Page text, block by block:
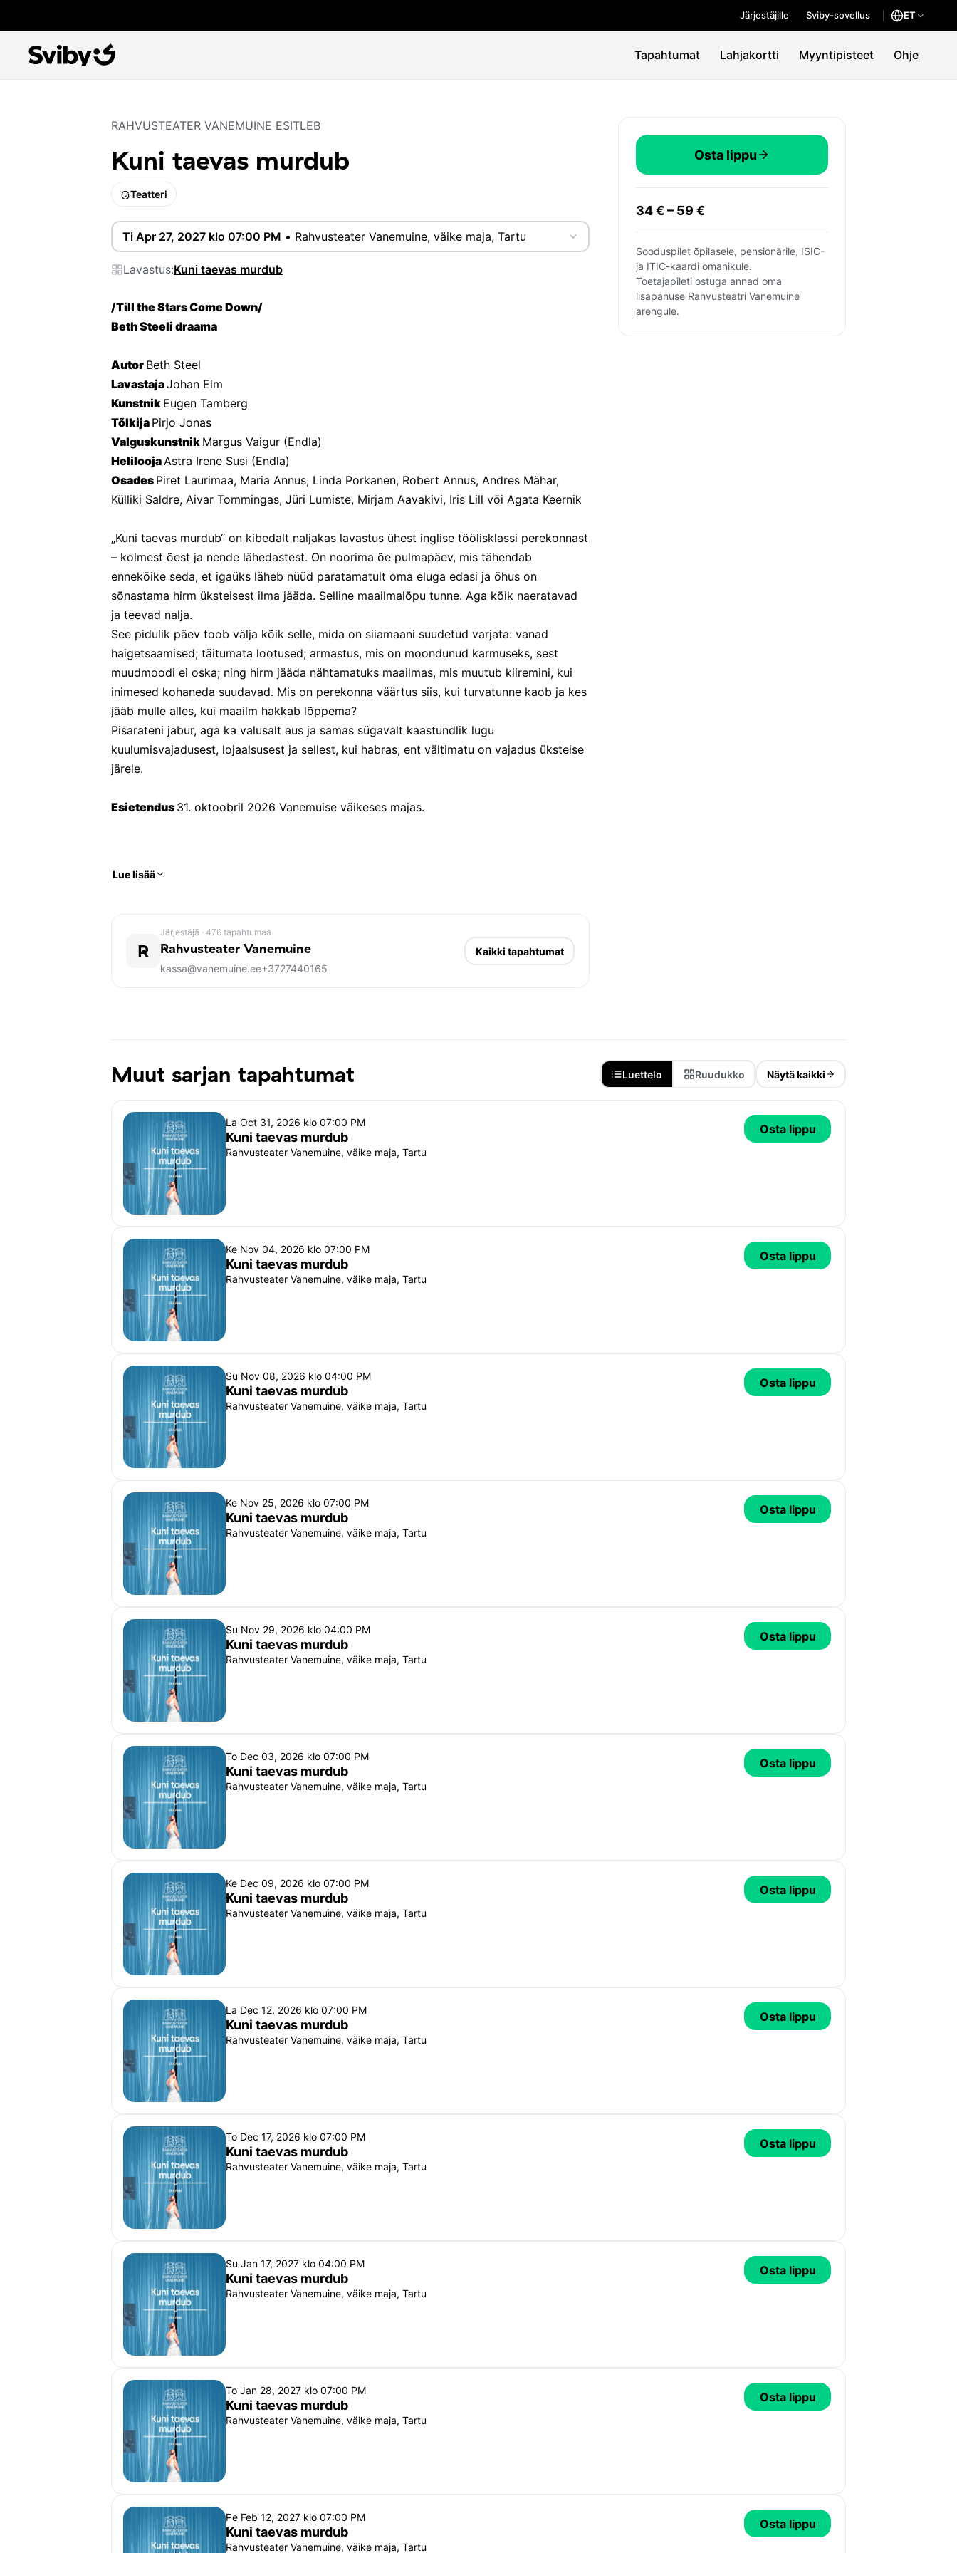
Järjestäjille Sviby-sovellus ET
Tapahtumat Lahjakortti Myyntipisteet Ohje
RAHVUSTEATER VANEMUINE ESITLEB
Kuni taevas murdub
Teatteri
Ti Apr 27, 2027 klo 07:00 PM • Rahvusteater Vanemuine, väike maja, Tartu
Lavastus:Kuni taevas murdub
/Till the Stars Come Down/
Beth Steeli draama
Autor Beth Steel
Lavastaja Johan Elm
Kunstnik Eugen Tamberg
Tõlkija Pirjo Jonas
Valguskunstnik Margus Vaigur (Endla)
Helilooja Astra Irene Susi (Endla)
Osades Piret Laurimaa, Maria Annus, Linda Porkanen, Robert Annus, Andres Mähar,
Külliki Saldre, Aivar Tommingas, Jüri Lumiste, Mirjam Aavakivi, Iris Lill või Agata Keernik
„Kuni taevas murdub“ on kibedalt naljakas lavastus ühest inglise töölisklassi perekonnast
– kolmest õest ja nende lähedastest. On noorima õe pulmapäev, mis tähendab
ennekõike seda, et igaüks läheb nüüd paratamatult oma eluga edasi ja õhus on
sõnastama hirm üksteisest ilma jääda. Selline maailmalõpu tunne. Aga kõik naeratavad
ja teevad nalja.
See pidulik päev toob välja kõik selle, mida on siiamaani suudetud varjata: vanad
haigetsaamised; täitumata lootused; armastus, mis on moondunud karmuseks, sest
muudmoodi ei oska; ning hirm jääda nähtamatuks maailmas, mis muutub kiiremini, kui
inimesed kohaneda suudavad. Mis on perekonna väärtus siis, kui turvatunne kaob ja kes
jääb mulle alles, kui maailm hakkab lõppema?
Pisarateni jabur, aga ka valusalt aus ja samas sügavalt kaastundlik lugu
kuulumisvajadusest, lojaalsusest ja sellest, kui habras, ent vältimatu on vajadus üksteise
järele.
Esietendus
Lue lisää
R
Järjestäjä · 476 tapahtumaa
Rahvusteater Vanemuine
kassa@vanemuine.ee+3727440165
Kaikki tapahtumat
Osta lippu
34 € – 59 €
Sooduspilet õpilasele, pensionärile, ISIC-
ja ITIC-kaardi omanikule.
Toetajapileti ostuga annad oma
lisapanuse Rahvusteatri Vanemuine
arengule.
Muut sarjan tapahtumat Luettelo Ruudukko Näytä kaikki
La Oct 31, 2026 klo 07:00 PM
Kuni taevas murdub
Rahvusteater Vanemuine, väike maja, Tartu
Osta lippu
Ke Nov 04, 2026 klo 07:00 PM
Kuni taevas murdub
Rahvusteater Vanemuine, väike maja, Tartu
Osta lippu
Su Nov 08, 2026 klo 04:00 PM
Kuni taevas murdub
Rahvusteater Vanemuine, väike maja, Tartu
Osta lippu
Ke Nov 25, 2026 klo 07:00 PM
Kuni taevas murdub
Rahvusteater Vanemuine, väike maja, Tartu
Osta lippu
Su Nov 29, 2026 klo 04:00 PM
Kuni taevas murdub
Rahvusteater Vanemuine, väike maja, Tartu
Osta lippu
To Dec 03, 2026 klo 07:00 PM
Kuni taevas murdub
Rahvusteater Vanemuine, väike maja, Tartu
Osta lippu
Ke Dec 09, 2026 klo 07:00 PM
Kuni taevas murdub
Rahvusteater Vanemuine, väike maja, Tartu
Osta lippu
La Dec 12, 2026 klo 07:00 PM
Kuni taevas murdub
Rahvusteater Vanemuine, väike maja, Tartu
Osta lippu
To Dec 17, 2026 klo 07:00 PM
Kuni taevas murdub
Rahvusteater Vanemuine, väike maja, Tartu
Osta lippu
Su Jan 17, 2027 klo 04:00 PM
Kuni taevas murdub
Rahvusteater Vanemuine, väike maja, Tartu
Osta lippu
To Jan 28, 2027 klo 07:00 PM
Kuni taevas murdub
Rahvusteater Vanemuine, väike maja, Tartu
Osta lippu
Pe Feb 12, 2027 klo 07:00 PM
Kuni taevas murdub
Rahvusteater Vanemuine, väike maja, Tartu
Osta lippu